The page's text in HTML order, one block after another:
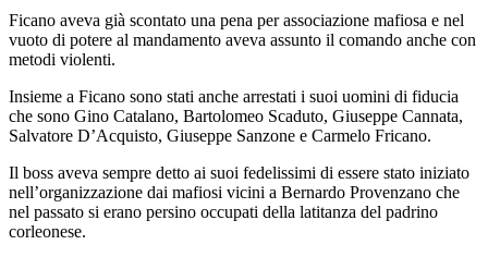
Ficano aveva già scontato una pena per associazione mafiosa e nel
vuoto di potere al mandamento aveva assunto il comando anche con
metodi violenti.
Insieme a Ficano sono stati anche arrestati i suoi uomini di fiducia
che sono Gino Catalano, Bartolomeo Scaduto, Giuseppe Cannata,
Salvatore D’Acquisto, Giuseppe Sanzone e Carmelo Fricano.
Il boss aveva sempre detto ai suoi fedelissimi di essere stato iniziato
nell’organizzazione dai mafiosi vicini a Bernardo Provenzano che
nel passato si erano persino occupati della latitanza del padrino
corleonese.